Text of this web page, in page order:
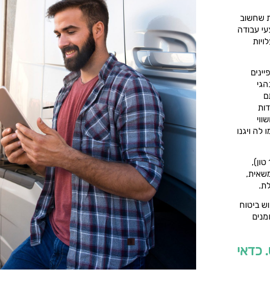
שחשוב
עבודה
ויגנו
מחיר הביטוח של משאית מושפע מפרמטרים שונים: משקל (נמוך/גבוה מ-16 טון),
ביטוח
כדאי